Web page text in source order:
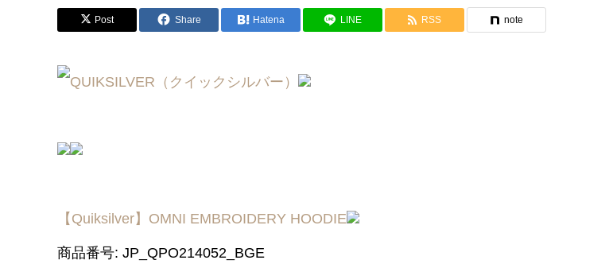
Post Share Hatena LINE RSS note
【Quiksilver】OMNI EMBROIDERY HOODIE
商品番号: JP_QPO214052_BGE